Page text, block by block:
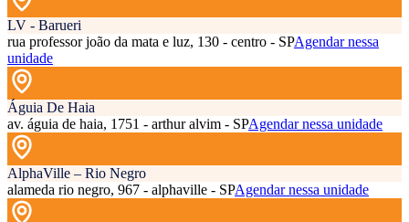
LV - Barueri
rua professor joão da mata e luz, 130 - centro - SPAgendar nessa
unidade
Águia De Haia
av. águia de haia, 1751 - arthur alvim - SPAgendar nessa unidade
AlphaVille – Rio Negro
alameda rio negro, 967 - alphaville - SPAgendar nessa unidade